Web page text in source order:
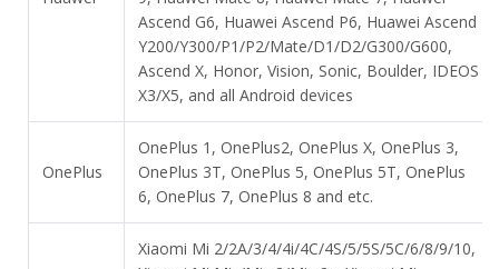
Ascend G6, Huawei Ascend P6, Huawei Ascend
Y200/Y300/P1/P2/Mate/D1/D2/G300/G600,
Ascend X, Honor, Vision, Sonic, Boulder, IDEOS
X3/X5, and all Android devices
OnePlus
OnePlus 1, OnePlus2, OnePlus X, OnePlus 3,
OnePlus 3T, OnePlus 5, OnePlus 5T, OnePlus
6, OnePlus 7, OnePlus 8 and etc.
Xiaomi Mi 2/2A/3/4/4i/4C/4S/5/5S/5C/6/8/9/10,